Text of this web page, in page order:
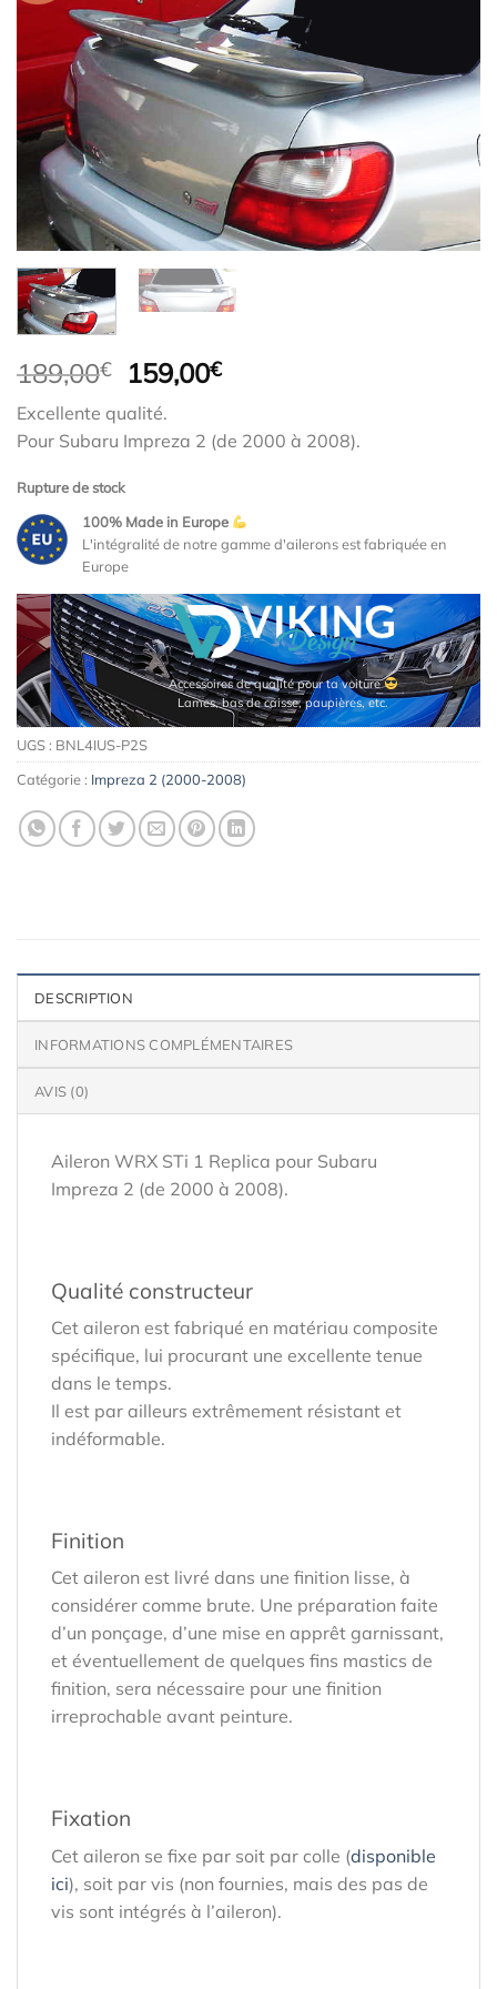
189,00€
Le
prix
initial
était :
159,00€Le
actuel
est :
Excellente qualité.
Pour Subaru Impreza 2 (de 2000 à 2008).
Rupture de stock
100% Made in Europe
L'intégralité de notre gamme d'ailerons est fabriquée en
Europe
Accessoires de qualité pour ta voiture
Lames, bas de caisse, paupières, etc.
UGS : BNL4IUS-P2S
Catégorie : Impreza 2 (2000-2008)
DESCRIPTION
INFORMATIONS COMPLÉMENTAIRES
AVIS (0)
Aileron WRX STi 1 Replica pour Subaru
Impreza 2 (de 2000 à 2008).
Qualité constructeur
Cet aileron est fabriqué en matériau composite
spécifique, lui procurant une excellente tenue
dans le temps.
Il est par ailleurs extrêmement résistant et
indéformable.
Finition
Cet aileron est livré dans une finition lisse, à
considérer comme brute. Une préparation faite
d’un ponçage, d’une mise en apprêt garnissant,
et éventuellement de quelques fins mastics de
finition, sera nécessaire pour une finition
irreprochable avant peinture.
Fixation
Cet aileron se fixe par soit par colle (disponible
ici), soit par vis (non fournies, mais des pas de
vis sont intégrés à l’aileron).